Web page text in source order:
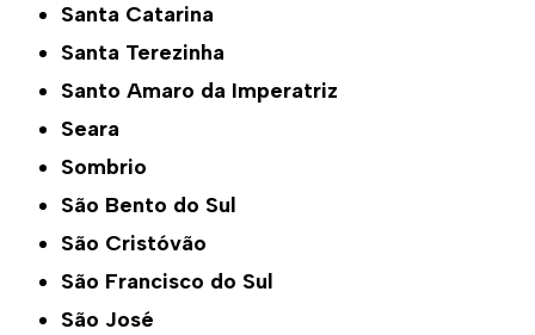
Santa Catarina
Santa Terezinha
Santo Amaro da Imperatriz
Seara
Sombrio
São Bento do Sul
São Cristóvão
São Francisco do Sul
São José